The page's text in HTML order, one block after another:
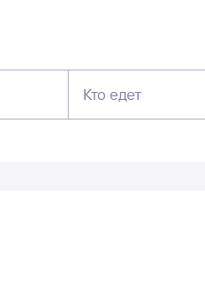
Кто едет